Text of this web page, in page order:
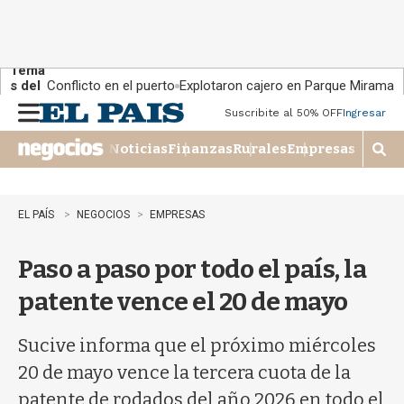
Tema
s del
día:
Conflicto en el puerto Explotaron cajero en Parque Miramar
n
u
Suscribite al 50% OFFIngresar
NoticiasFinanzasRuralesEmpresas
M
o
d
EL PAÍS NEGOCIOS EMPRESAS
Paso a paso por todo el país, la
patente vence el 20 de mayo
Sucive informa que el próximo miércoles
20 de mayo vence la tercera cuota de la
patente de rodados del año 2026 en todo el